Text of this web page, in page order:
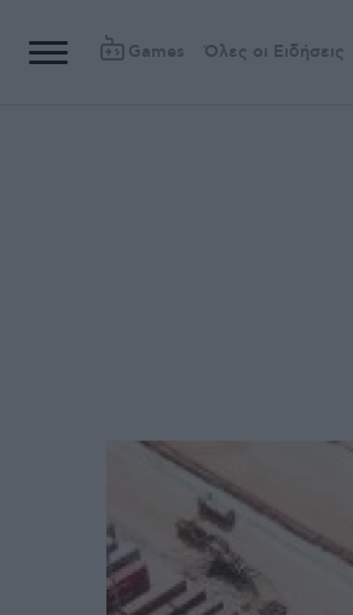
Games Όλες οι Ειδήσεις